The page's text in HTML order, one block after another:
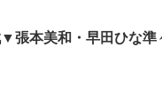
張本美和・早田ひな準